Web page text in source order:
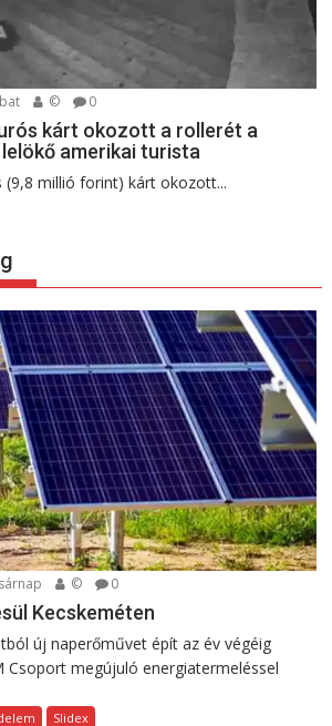
© 0
kárt okozott a rollerét a
amerikai turista
(9,8 millió forint) kárt okozott...
© 0
Kecskeméten
új naperőművet épít az év végéig
Csoport megújuló energiatermeléssel
Slidex